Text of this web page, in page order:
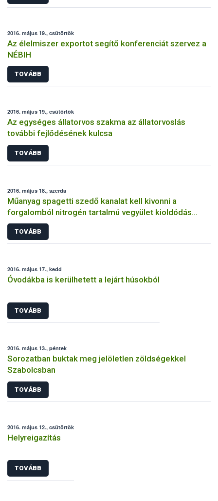
2016. május 19., csütörtök
Az élelmiszer exportot segítő konferenciát szervez a
NÉBIH
TOVÁBB
2016. május 19., csütörtök
Az egységes állatorvos szakma az állatorvoslás
további fejlődésének kulcsa
TOVÁBB
2016. május 18., szerda
Műanyag spagetti szedő kanalat kell kivonni a
forgalomból nitrogén tartalmú vegyület kioldódás
miatt
TOVÁBB
2016. május 17., kedd
Óvodákba is kerülhetett a lejárt húsokból
TOVÁBB
2016. május 13., péntek
Sorozatban buktak meg jelöletlen zöldségekkel
Szabolcsban
TOVÁBB
2016. május 12., csütörtök
Helyreigazítás
TOVÁBB